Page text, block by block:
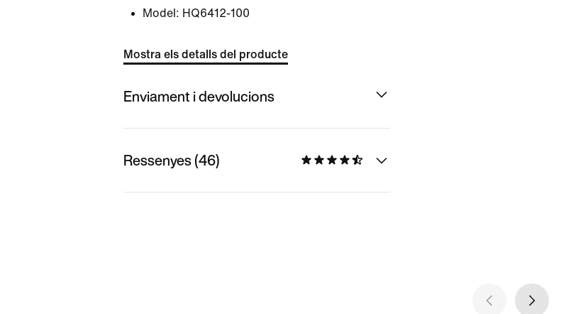
Model: HQ6412-100
Mostra els detalls del producte
Enviament i devolucions
Ressenyes (46)